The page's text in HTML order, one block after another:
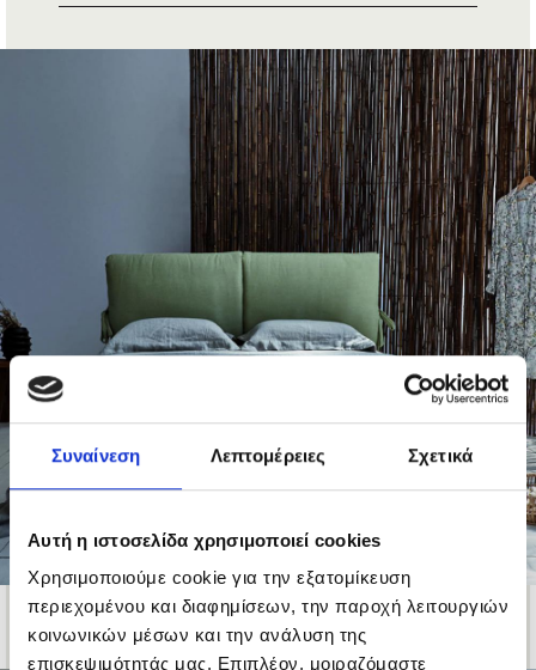
Συναίνεση Λεπτομέρειες Σχετικά
Αυτή η ιστοσελίδα χρησιμοποιεί cookies
Χρησιμοποιούμε cookie για την εξατομίκευση
περιεχομένου και διαφημίσεων, την παροχή λειτουργιών
κοινωνικών μέσων και την ανάλυση της
επισκεψιμότητάς μας. Επιπλέον, μοιραζόμαστε
ΚΡΕΒΑΤΙ PALAMOS